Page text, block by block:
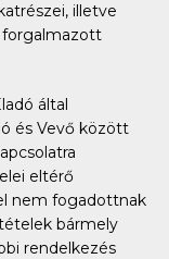
illetve
forgalmazott
által
és Vevő között
eltérő
nem fogadottnak
bármely
rendelkezés